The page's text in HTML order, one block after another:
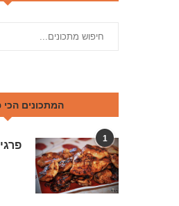
המתכונים הכי
1